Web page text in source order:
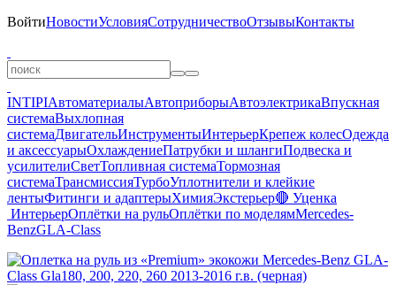
ВойтиНовостиУсловияСотрудничествоОтзывыКонтакты
INTIPIАвтоматериалыАвтоприборыАвтоэлектрикаВпускная
системаВыхлопная
системаДвигательИнструментыИнтерьерКрепеж колесОдежда
и аксессуарыОхлаждениеПатрубки и шлангиПодвеска и
усилителиСветТопливная системаТормозная
системаТрансмиссияТурбоУплотнители и клейкие
лентыФитинги и адаптерыХимияЭкстерьер🔴 Уценка
ИнтерьерОплётки на рульОплётки по моделямMercedes-
BenzGLA-Class